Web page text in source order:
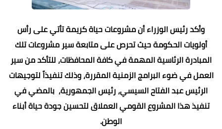
وأكد رئيس الوزراء أن مشروعات حياة كريمة تأتي على رأس
أولويات الحكومة حيث تحرص على متابعة سير مشروعات تلك
المبادرة الرئاسية المهمة في كافة المحافظات، للتأكد من سير
العمل في ضوء البرامج الزمنية المقررة، وذلك تنفيذاً لتوجيهات
الرئيس عبد الفتاح السيسي، رئيس الجمهورية، بالمضي في
تنفيذ هذا المشروع القومي العملاق لتحسين جودة حياة أبناء
الوطن.